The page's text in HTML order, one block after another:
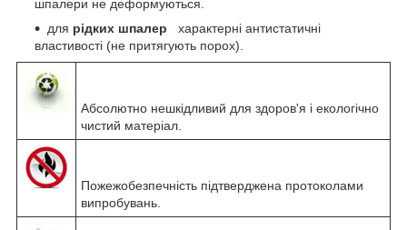
шпалери не деформуються.
для рідких шпалер
характерні антистатичні
властивості (не притягують порох).
Абсолютно нешкідливий для здоров'я і екологічно
чистий матеріал.
Пожежобезпечність підтверджена протоколами
випробувань.